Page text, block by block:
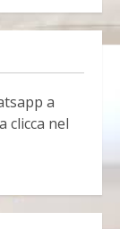
a
clicca nel